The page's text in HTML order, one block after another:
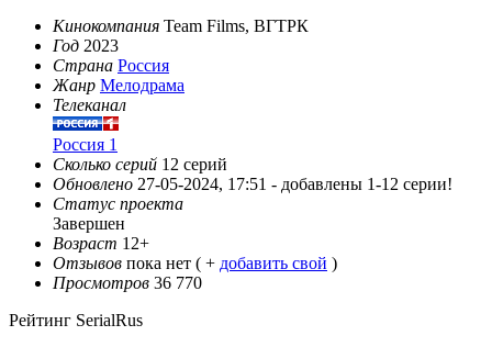
Кинокомпания Team Films, ВГТРК
Год 2023
Страна Россия
Жанр Мелодрама
Телеканал
Россия 1
Сколько серий 12 серий
Обновлено 27-05-2024, 17:51 - добавлены 1-12 серии!
Статус проекта
Завершен
Возраст 12+
Отзывов пока нет ( + добавить свой )
Просмотров 36 770
Рейтинг SerialRus